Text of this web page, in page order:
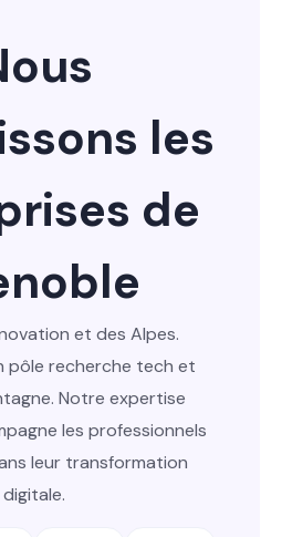
les
de
et des Alpes.
pôle recherche tech et
Notre expertise
les professionnels
leur transformation
digitale.